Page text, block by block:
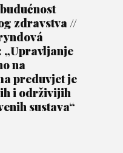
zdravstva //
„Upravljanje
na
preduvjet je
i održivijih
sustava“